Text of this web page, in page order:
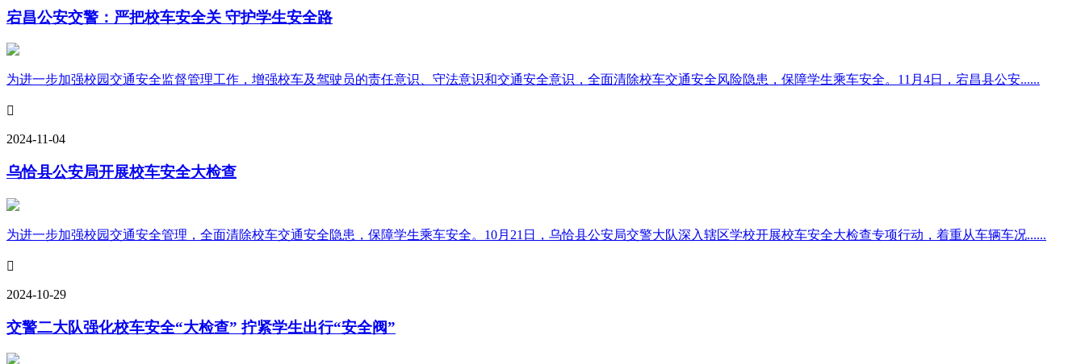
宕昌公安交警：严把校车安全关 守护学生安全路
为进一步加强校园交通安全监督管理工作，增强校车及驾驶员的责任意识、守法意识和交通安全意识，全面清除校车交通安全风险隐患，保障学生乘车安全。11月4日，宕昌县公安......

2024-11-04
乌恰县公安局开展校车安全大检查
为进一步加强校园交通安全管理，全面清除校车交通安全隐患，保障学生乘车安全。10月21日，乌恰县公安局交警大队深入辖区学校开展校车安全大检查专项行动，着重从车辆车况......

2024-10-29
交警二大队强化校车安全“大检查” 拧紧学生出行“安全阀”